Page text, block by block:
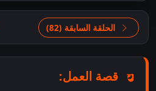
الحلقة السابقة (82)
قصة العمل: